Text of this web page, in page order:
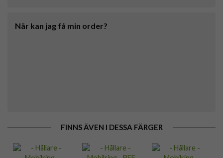
När kan jag få min order?
FINNS ÄVEN I DESSA FÄRGER